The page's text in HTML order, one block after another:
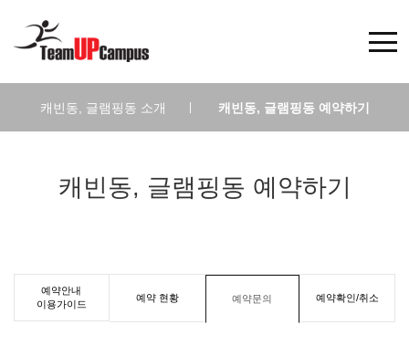
캐빈동, 글램핑동 소개 캐빈동, 글램핑동 예약하기
캐빈동, 글램핑동 예약하기
예약안내
이용가이드
예약 현황 예약문의 예약확인/취소